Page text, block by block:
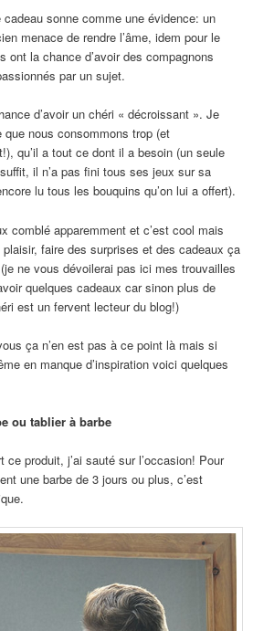
sonne comme une évidence: un
menace de rendre l’âme, idem pour le
ont la chance d’avoir des compagnons
par un sujet.
d’avoir un chéri « décroissant ». Je
que nous consommons trop (et
qu’il a tout ce dont il a besoin (un seule
il n’a pas fini tous ses jeux sur sa
lu tous les bouquins qu’on lui a offert).
comblé apparemment et c’est cool mais
faire des surprises et des cadeaux ça
ne vous dévoilerai pas ici mes trouvailles
quelques cadeaux car sinon plus de
est un fervent lecteur du blog!)
ça n’en est pas à ce point là mais si
en manque d’inspiration voici quelques
ou tablier à barbe
ce produit, j’ai sauté sur l’occasion! Pour
une barbe de 3 jours ou plus, c’est